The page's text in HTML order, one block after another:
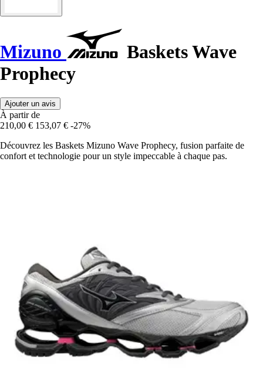
Mizuno
Baskets Wave
Prophecy
Ajouter un avis
À partir de
210,00 € 153,07 € -27%
Découvrez les Baskets Mizuno Wave Prophecy, fusion parfaite de
confort et technologie pour un style impeccable à chaque pas.